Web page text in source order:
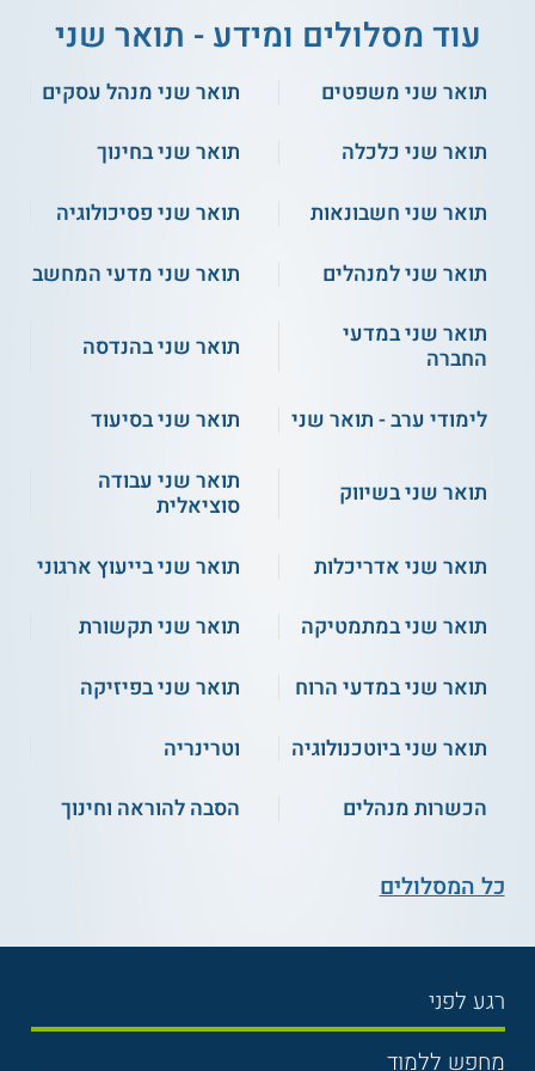
תעודה
סטודנטים אשר משלימים את כל החובות בתכנית בהצלחה
שמעידה על תחום ההתמחות בטכנולוגיות מידע, שניתנים מטעם
מכון טכנולוגי חולון HIT.
מעת לעת. המידע המוצג כאן נכתב ונערך על ידי
צוות האתר. למען הסר ספק בין האתר למוסד
עוד מסלולים ומידע - תואר שני
תואר שני משפטים
תואר שני מנהל עסקים
תואר שני כלכלה
תואר שני בחינוך
תואר שני חשבונאות
תואר שני פסיכולוגיה
תואר שני למנהלים
תואר שני מדעי המחשב
תואר שני במדעי
החברה
תואר שני בהנדסה
לימודי ערב - תואר שני תואר שני בסיעוד
תואר שני בשיווק
תואר שני עבודה
סוציאלית
תואר שני אדריכלות
תואר שני בייעוץ ארגוני
תואר שני במתמטיקה
תואר שני תקשורת
תואר שני במדעי הרוח
תואר שני בפיזיקה
תואר שני ביוטכנולוגיה
וטרינריה
הכשרות מנהלים
הסבה להוראה וחינוך
כל המסלולים
רגע לפני
בחירת לימודים
מחפש ללמוד